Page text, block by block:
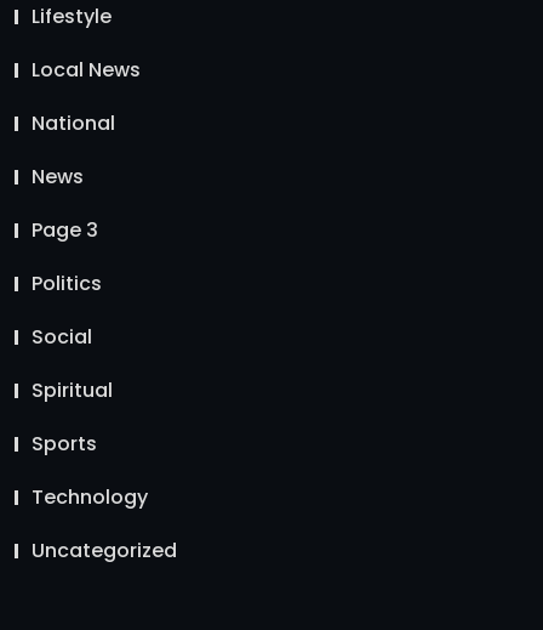
Lifestyle
Local News
National
News
Page 3
Politics
Social
Spiritual
Sports
Technology
Uncategorized